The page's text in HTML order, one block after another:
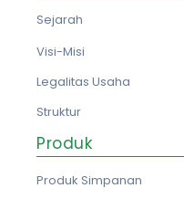
Sejarah
Visi-Misi
Legalitas Usaha
Struktur
Produk
Produk Simpanan